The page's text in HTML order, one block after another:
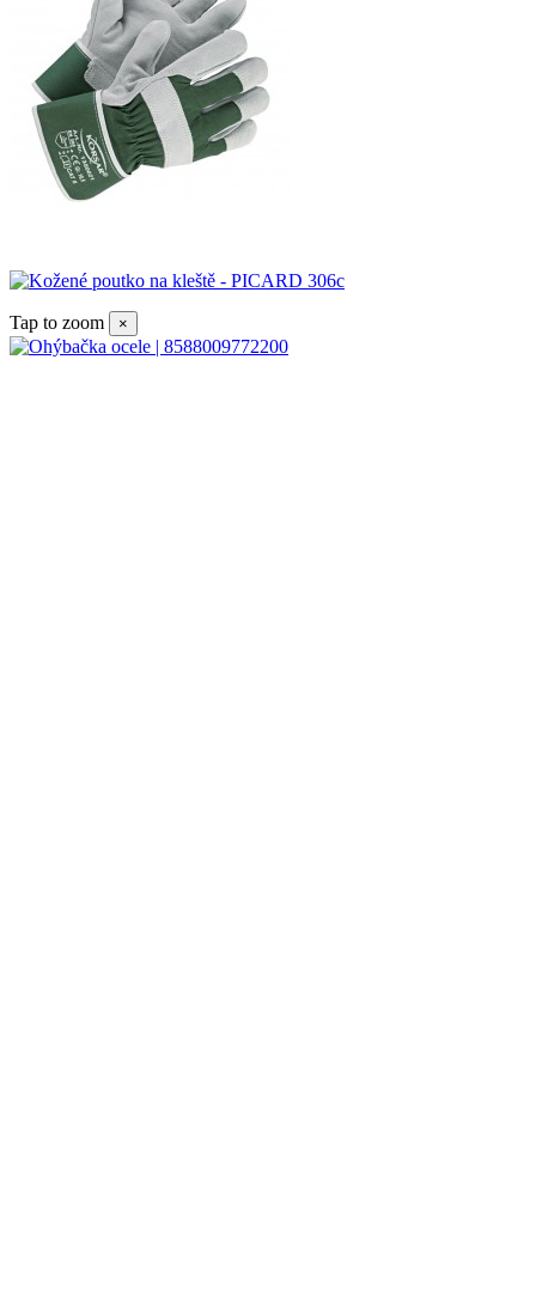
Tap to zoom ×